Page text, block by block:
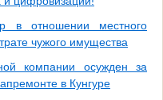
в отношении местного
чужого имущества
компании осужден за
в Кунгуре